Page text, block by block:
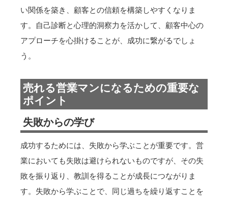
い関係を築き、顧客との信頼を構築しやすくなりま
す。自己診断と心理的洞察力を活かして、顧客中心の
アプローチを心掛けることが、成功に繋がるでしょ
う。
売れる営業マンになるための重要な
ポイント
失敗からの学び
成功するためには、失敗から学ぶことが重要です。営
業においても失敗は避けられないものですが、その失
敗を振り返り、教訓を得ることが成長につながりま
す。失敗から学ぶことで、同じ過ちを繰り返すことを